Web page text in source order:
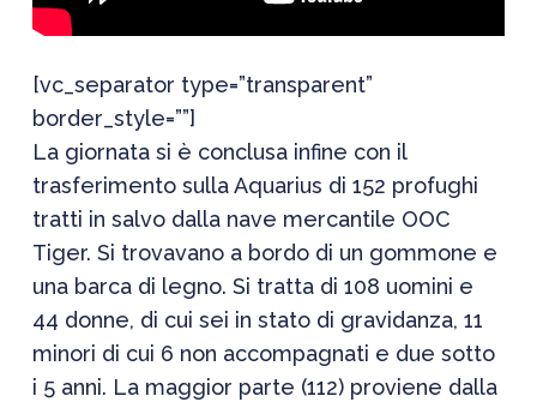
[vc_separator type=”transparent”
border_style=””]
La giornata si è conclusa infine con il
trasferimento sulla Aquarius di 152 profughi
tratti in salvo dalla nave mercantile OOC
Tiger. Si trovavano a bordo di un gommone e
una barca di legno. Si tratta di 108 uomini e
44 donne, di cui sei in stato di gravidanza, 11
minori di cui 6 non accompagnati e due sotto
i 5 anni. La maggior parte (112) proviene dalla